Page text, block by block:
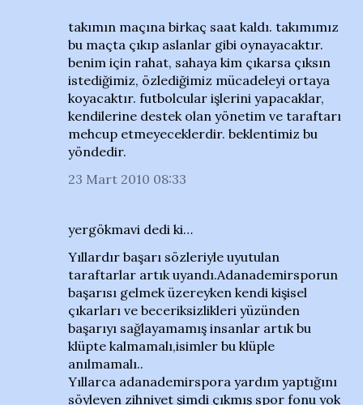
takımın maçına birkaç saat kaldı. takımımız
bu maçta çıkıp aslanlar gibi oynayacaktır.
benim için rahat, sahaya kim çıkarsa çıksın
istediğimiz, özlediğimiz mücadeleyi ortaya
koyacaktır. futbolcular işlerini yapacaklar,
kendilerine destek olan yönetim ve taraftarı
mehcup etmeyeceklerdir. beklentimiz bu
yöndedir.
23 Mart 2010 08:33
yergökmavi dedi ki…
Yıllardır başarı sözleriyle uyutulan
taraftarlar artık uyandı.Adanademirsporun
başarısı gelmek üzereyken kendi kişisel
çıkarları ve beceriksizlikleri yüzünden
başarıyı sağlayamamış insanlar artık bu
klüpte kalmamalı,isimler bu klüple
anılmamalı..
Yıllarca adanademirspora yardım yaptığını
söyleyen zihniyet şimdi çıkmış spor fonu yok